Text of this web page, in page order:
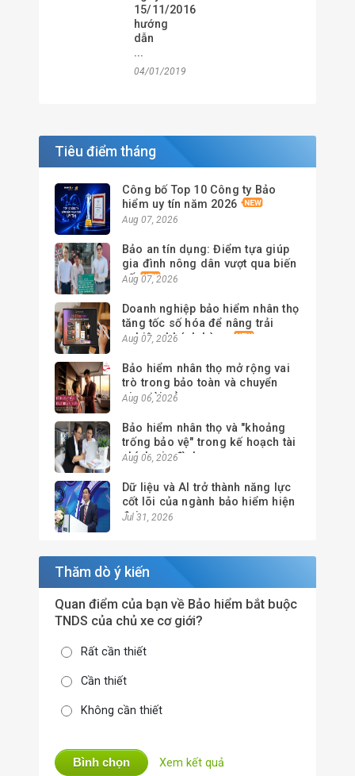
15/11/2016
hướng
dẫn
...
04/01/2019
Tiêu điểm tháng
Công bố Top 10 Công ty Bảo
hiểm uy tín năm 2026
Aug 07, 2026
Bảo an tín dụng: Điểm tựa giúp
gia đình nông dân vượt qua biến
cố
Aug 07, 2026
Doanh nghiệp bảo hiểm nhân thọ
tăng tốc số hóa để nâng trải
nghiệm khách hàng
Aug 07, 2026
Bảo hiểm nhân thọ mở rộng vai
trò trong bảo toàn và chuyển
giao tài sản
Aug 06, 2026
Bảo hiểm nhân thọ và "khoảng
trống bảo vệ" trong kế hoạch tài
chính gia đình
Aug 06, 2026
Dữ liệu và AI trở thành năng lực
cốt lõi của ngành bảo hiểm hiện
đại
Jul 31, 2026
Thăm dò ý kiến
Quan điểm của bạn về Bảo hiểm bắt buộc
TNDS của chủ xe cơ giới?
Rất cần thiết
Cần thiết
Không cần thiết
Bình chọn Xem kết quả